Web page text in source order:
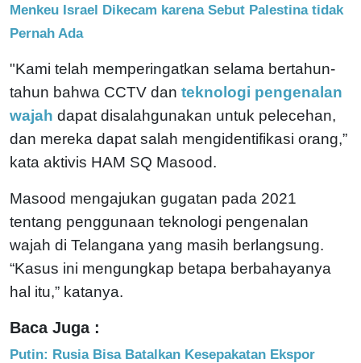
Menkeu Israel Dikecam karena Sebut Palestina tidak
Pernah Ada
"Kami telah memperingatkan selama bertahun-
tahun bahwa CCTV dan teknologi pengenalan
wajah dapat disalahgunakan untuk pelecehan,
dan mereka dapat salah mengidentifikasi orang,”
kata aktivis HAM SQ Masood.
Masood mengajukan gugatan pada 2021
tentang penggunaan teknologi pengenalan
wajah di Telangana yang masih berlangsung.
“Kasus ini mengungkap betapa berbahayanya
hal itu,” katanya.
Baca Juga :
Putin: Rusia Bisa Batalkan Kesepakatan Ekspor